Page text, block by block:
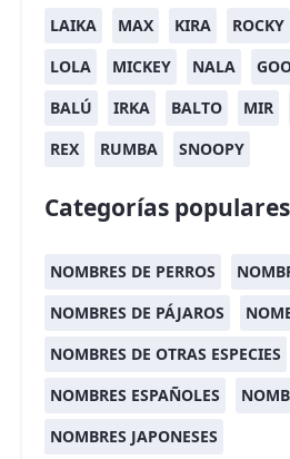
LAIKA MAX KIRA ROCKY
LOLA
MICKEY NALA
BALÚ
IRKA BALTO MIR
REX
RUMBA SNOOPY
Categorías populares
NOMBRES DE PERROS
NOMBRES DE PÁJAROS
NOMBRES DE OTRAS ESPECIES
NOMBRES ESPAÑOLES
NOMBRES JAPONESES